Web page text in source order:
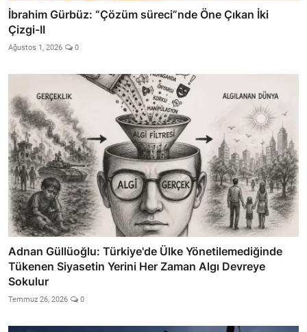
İbrahim Gürbüz: “Çözüm süreci”nde Öne Çıkan İki
Çizgi-II
Ağustos 1, 2026 0
Adnan Güllüoğlu: Türkiye'de Ülke Yönetilemediğinde
Tükenen Siyasetin Yerini Her Zaman Algı Devreye
Sokulur
Temmuz 26, 2026 0